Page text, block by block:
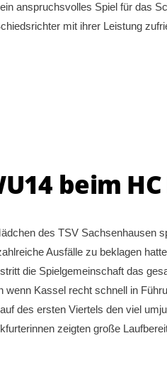
anspruchsvolles Spiel für das
mit ihrer Leistung
beim
des TSV Sachsenhausen
Ausfälle zu beklagen
die Spielgemeinschaft das
Kassel recht schnell in
des ersten Viertels den viel
zeigten große